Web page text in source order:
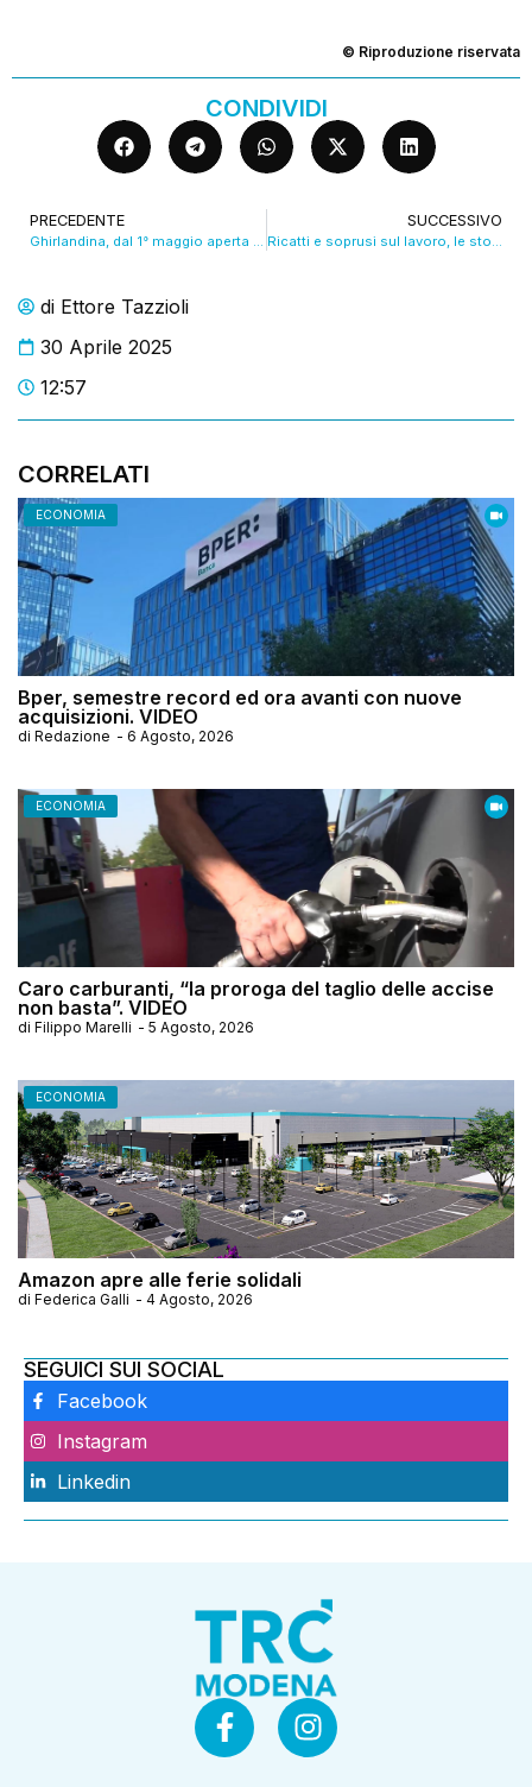
di Ettore Tazzioli
30 Aprile 2025
12:57
CORRELATI
ECONOMIA
Bper, semestre record ed ora avanti con nuove
acquisizioni. VIDEO
di Redazione - 6 Agosto, 2026
ECONOMIA
Caro carburanti, “la proroga del taglio delle accise
non basta”. VIDEO
di Filippo Marelli - 5 Agosto, 2026
ECONOMIA
Amazon apre alle ferie solidali
di Federica Galli - 4 Agosto, 2026
© Riproduzione riservata
CONDIVIDI
PRECEDENTE
Ghirlandina, dal 1° maggio aperta tutti i giorni
SUCCESSIVO
Ricatti e soprusi sul lavoro, le storie di lavoratori modenesi. VIDEO
SEGUICI SUI SOCIAL
Facebook
Instagram
Linkedin